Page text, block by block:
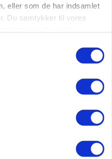
eller som de har indsamlet
Du samtykker til vores
F5-renten ned